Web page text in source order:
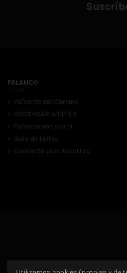
PALANCO
Valverde del Camino
GOODYEAR WELTED
Fabricamos por ti
Guía de tallas
Contacte con nosotros